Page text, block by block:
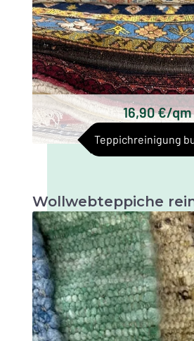
gründliche Reinigung
Schönheit und
16,90 €/qm
Teppichreinigung
Wollwebteppiche
Es gibt
Wollwebteppichen, die
durch ihre Herkunft,
unterscheiden. Einige
Arten von
Schottische